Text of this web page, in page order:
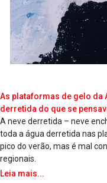
As plataformas de gelo da
derretida do que se
A neve derretida – neve
toda a água derretida nas
pico do verão, mas é mal
regionais.
Leia mais...